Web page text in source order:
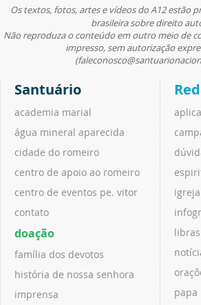
Os textos, fotos, artes e vídeos do A12 estão
brasileira sobre direito
Não reproduza o conteúdo em outro meio de
impresso, sem autorização
Santuário
academia marial
água mineral aparecida
cidade do romeiro
centro de apoio ao romeiro
centro de eventos pe. vitor
contato
doação
família dos devotos
história de nossa senhora
imprensa
igreja
libras
papa